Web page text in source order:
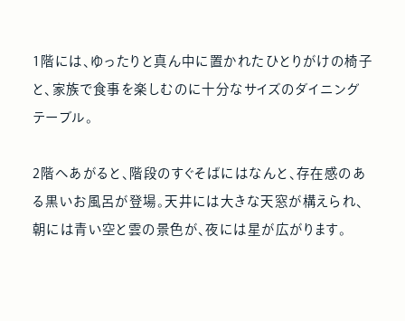
1階には、ゆったりと真ん中に置かれたひとりがけの椅子
と、家族で食事を楽しむのに十分なサイズのダイニング
テーブル。
2階へあがると、階段のすぐそばにはなんと、存在感のあ
る黒いお風呂が登場。天井には大きな天窓が構えられ、
朝には青い空と雲の景色が、夜には星が広がります。